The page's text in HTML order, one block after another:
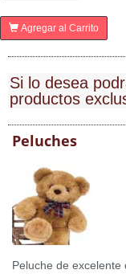
Agregar al Carrito
Si lo desea
productos
Peluches
Peluche de